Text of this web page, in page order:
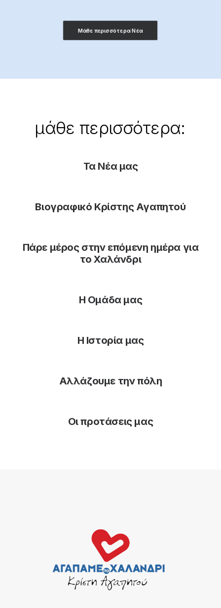
Μάθε περισσότερα Νέα
μάθε περισσότερα:
Τα Νέα μας
Βιογραφικό Κρίστης Αγαπητού
Πάρε μέρος στην επόμενη ημέρα για
το Χαλάνδρι
Η Ομάδα μας
Η Ιστορία μας
Αλλάζουμε την πόλη
Οι προτάσεις μας